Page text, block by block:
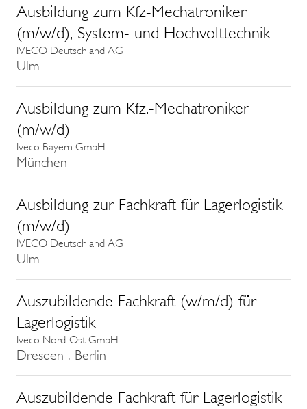
Ausbildung zum Kfz-Mechatroniker
(m/w/d), System- und Hochvolttechnik
IVECO Deutschland AG
Ulm
Ausbildung zum Kfz.-Mechatroniker
(m/w/d)
Iveco Bayern GmbH
München
Ausbildung zur Fachkraft für Lagerlogistik
(m/w/d)
IVECO Deutschland AG
Ulm
Auszubildende Fachkraft (w/m/d) für
Lagerlogistik
Iveco Nord-Ost GmbH
Dresden , Berlin
Auszubildende Fachkraft für Lagerlogistik